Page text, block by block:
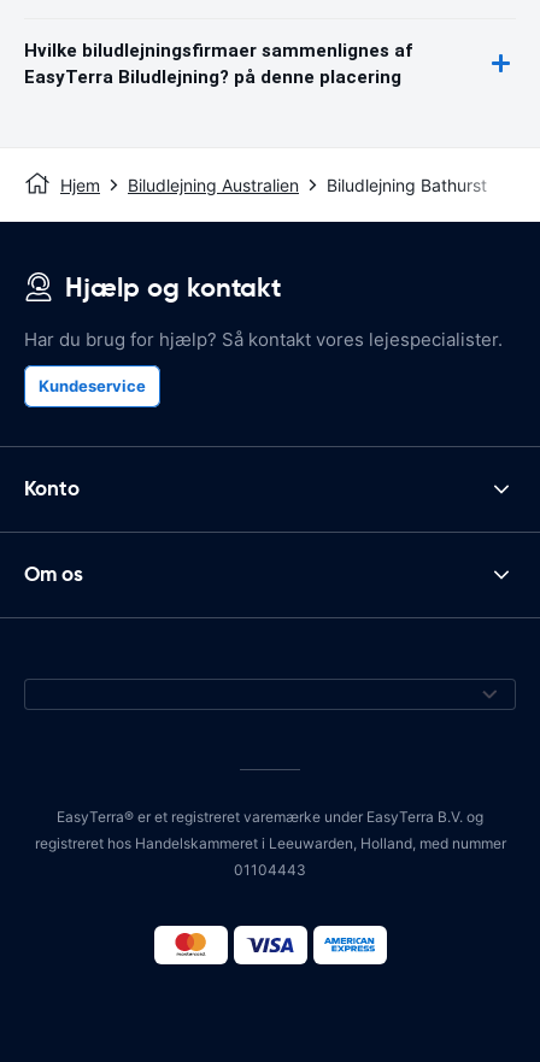
Hvilke biludlejningsfirmaer sammenlignes af
EasyTerra Biludlejning? på denne placering
Hjem Biludlejning Australien Biludlejning Bathurst
Hjælp og kontakt
Har du brug for hjælp? Så kontakt vores lejespecialister.
Kundeservice
Konto
Om os
EasyTerra® er et registreret varemærke under EasyTerra B.V. og
registreret hos Handelskammeret i Leeuwarden, Holland, med nummer
01104443